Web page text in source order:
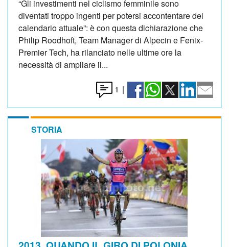
“Gli investimenti nel ciclismo femminile sono
diventati troppo ingenti per potersi accontentare del
calendario attuale”: è con questa dichiarazione che
Philip Roodhoft, Team Manager di Alpecin e Fenix-
Premier Tech, ha rilanciato nelle ultime ore la
necessità di ampliare il...
1 |
STORIA